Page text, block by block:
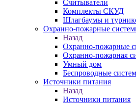
Считыватели
Комплекты СКУД
Шлагбаумы и
Охранно-пожарные
Назад
Охранно-пожарные
Охранно-пожарная
Умный дом
Беспроводные
Источники питания
Назад
Источники питания